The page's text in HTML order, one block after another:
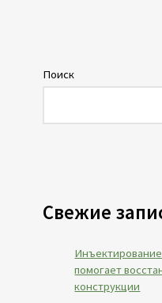
Поиск
Свежие
помогает
конструкции